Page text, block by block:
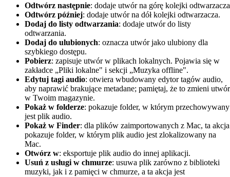
Odtwórz następnie: dodaje utwór na górę kolejki
Odtwórz później: dodaje utwór na dół kolejki odtwarzacza.
Dodaj do listy odtwarzania: dodaje utwór do listy
odtwarzania.
Dodaj do ulubionych: oznacza utwór jako ulubiony dla
szybkiego dostępu.
Pobierz: zapisuje utwór w plikach lokalnych. Pojawia się w
zakładce „Pliki lokalne" i sekcji „Muzyka offline".
Edytuj tagi audio: otwiera wbudowany edytor tagów audio,
aby naprawić brakujące metadane; pamiętaj, że to zmieni utwór
w Twoim magazynie.
Pokaż w folderze: pokazuje folder, w którym przechowywany
jest plik audio.
Pokaż w Finder: dla plików zaimportowanych z Mac, ta akcja
pokazuje folder, w którym plik audio jest zlokalizowany na
Mac.
Otwórz w: eksportuje plik audio do innej aplikacji.
Usuń z usługi w chmurze: usuwa plik zarówno z biblioteki
muzyki, jak i z pamięci w chmurze, a ta akcja jest